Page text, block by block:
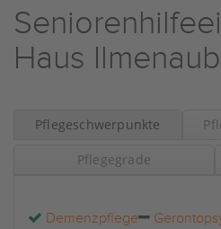
Haus
Pflegeschwerpunkte
Pflegegrade
Demenzpflege